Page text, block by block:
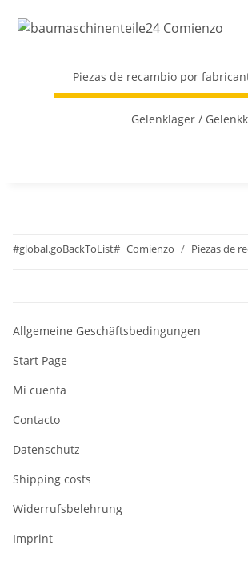
Piezas de recambio por
Gelenklager /
#global.goBackToList# Comienzo Piezas de
Allgemeine Geschäftsbedingungen
Start Page
Mi cuenta
Contacto
Datenschutz
Shipping costs
Widerrufsbelehrung
Imprint